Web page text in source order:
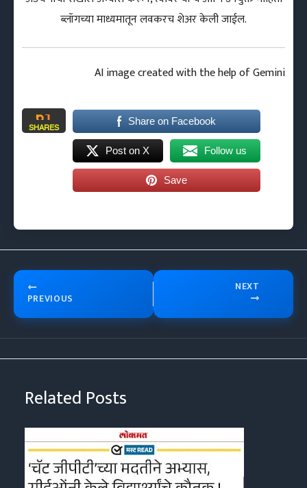
ब्लॉगच्या माध्यमातून लवकरच शेअर केली जाईल.
AI image created with the help of Gemini
61
SHARES
Share on Facebook
Post on X Follow us
Save
PREVIOUS
NEXT
Related Posts